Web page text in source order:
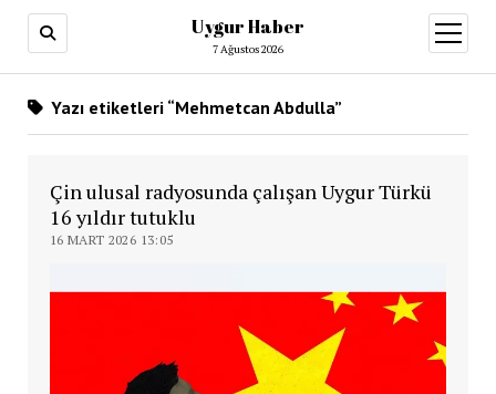
Uygur Haber
7 Ağustos 2026
aç
Yazı etiketleri “Mehmetcan Abdulla”
Çin ulusal radyosunda çalışan Uygur Türkü
16 yıldır tutuklu
16 MART 2026 13:05